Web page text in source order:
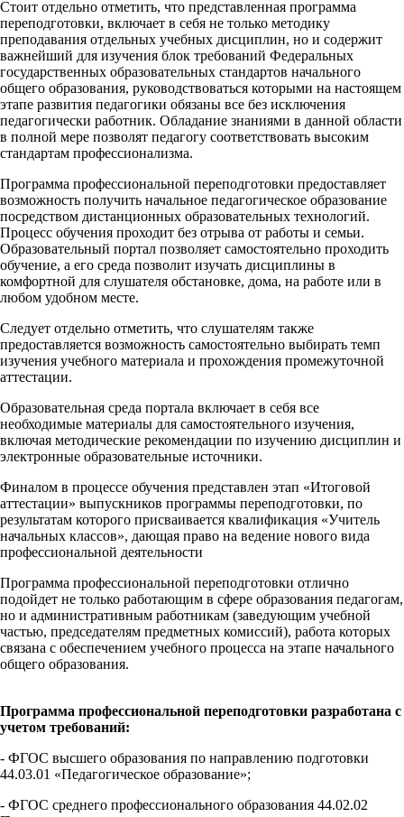
Стоит отдельно отметить, что представленная программа
переподготовки, включает в себя не только методику
преподавания отдельных учебных дисциплин, но и содержит
важнейший для изучения блок требований Федеральных
государственных образовательных стандартов начального
общего образования, руководствоваться которыми на настоящем
этапе развития педагогики обязаны все без исключения
педагогически работник. Обладание знаниями в данной области
в полной мере позволят педагогу соответствовать высоким
стандартам профессионализма.
Программа профессиональной переподготовки предоставляет
возможность получить начальное педагогическое образование
посредством дистанционных образовательных технологий.
Процесс обучения проходит без отрыва от работы и семьи.
Образовательный портал позволяет самостоятельно проходить
обучение, а его среда позволит изучать дисциплины в
комфортной для слушателя обстановке, дома, на работе или в
любом удобном месте.
Следует отдельно отметить, что слушателям также
предоставляется возможность самостоятельно выбирать темп
изучения учебного материала и прохождения промежуточной
аттестации.
Образовательная среда портала включает в себя все
необходимые материалы для самостоятельного изучения,
включая методические рекомендации по изучению дисциплин и
электронные образовательные источники.
Финалом в процессе обучения представлен этап «Итоговой
аттестации» выпускников программы переподготовки, по
результатам которого присваивается квалификация «Учитель
начальных классов», дающая право на ведение нового вида
профессиональной деятельности
Программа профессиональной переподготовки отлично
подойдет не только работающим в сфере образования педагогам,
но и административным работникам (заведующим учебной
частью, председателям предметных комиссий), работа которых
связана с обеспечением учебного процесса на этапе начального
общего образования.
Программа профессиональной переподготовки разработана с
учетом требований:
- ФГОС высшего образования по направлению подготовки
44.03.01 «Педагогическое образование»;
- ФГОС среднего профессионального образования 44.02.02